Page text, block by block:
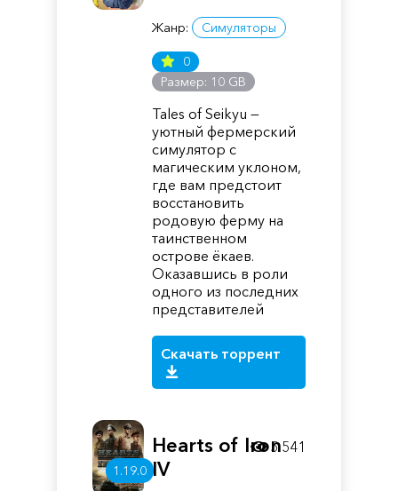
Жанр: Симуляторы
0
Размер: 10 GB
Tales of Seikyu —
уютный фермерский
симулятор с
магическим уклоном,
где вам предстоит
восстановить
родовую ферму на
таинственном
острове ёкаев.
Оказавшись в роли
одного из последних
представителей
Скачать торрент
1.19.0
Hearts of Iron
IV
5 541